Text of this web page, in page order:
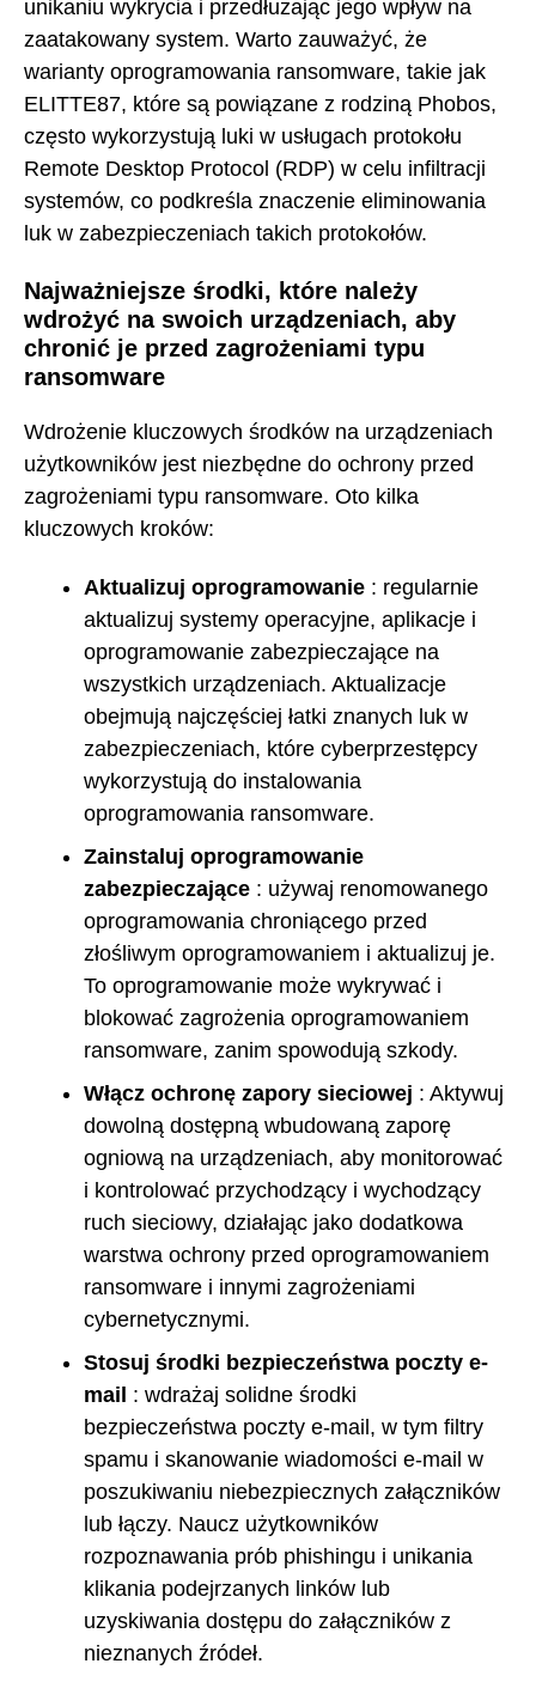
unikaniu wykrycia i przedłużając jego wpływ na
zaatakowany system. Warto zauważyć, że
warianty oprogramowania ransomware, takie jak
ELITTE87, które są powiązane z rodziną Phobos,
często wykorzystują luki w usługach protokołu
Remote Desktop Protocol (RDP) w celu infiltracji
systemów, co podkreśla znaczenie eliminowania
luk w zabezpieczeniach takich protokołów.
Najważniejsze środki, które należy
wdrożyć na swoich urządzeniach, aby
chronić je przed zagrożeniami typu
ransomware
Wdrożenie kluczowych środków na urządzeniach
użytkowników jest niezbędne do ochrony przed
zagrożeniami typu ransomware. Oto kilka
kluczowych kroków:
Aktualizuj oprogramowanie : regularnie
aktualizuj systemy operacyjne, aplikacje i
oprogramowanie zabezpieczające na
wszystkich urządzeniach. Aktualizacje
obejmują najczęściej łatki znanych luk w
zabezpieczeniach, które cyberprzestępcy
wykorzystują do instalowania
oprogramowania ransomware.
Zainstaluj oprogramowanie
zabezpieczające : używaj renomowanego
oprogramowania chroniącego przed
złośliwym oprogramowaniem i aktualizuj je.
To oprogramowanie może wykrywać i
blokować zagrożenia oprogramowaniem
ransomware, zanim spowodują szkody.
Włącz ochronę zapory sieciowej : Aktywuj
dowolną dostępną wbudowaną zaporę
ogniową na urządzeniach, aby monitorować
i kontrolować przychodzący i wychodzący
ruch sieciowy, działając jako dodatkowa
warstwa ochrony przed oprogramowaniem
ransomware i innymi zagrożeniami
cybernetycznymi.
Stosuj środki bezpieczeństwa poczty e-
mail : wdrażaj solidne środki
bezpieczeństwa poczty e-mail, w tym filtry
spamu i skanowanie wiadomości e-mail w
poszukiwaniu niebezpiecznych załączników
lub łączy. Naucz użytkowników
rozpoznawania prób phishingu i unikania
klikania podejrzanych linków lub
uzyskiwania dostępu do załączników z
nieznanych źródeł.